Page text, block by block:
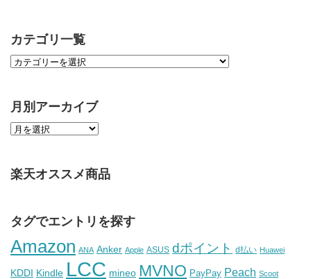
カテゴリ一覧
月別アーカイブ
楽天オススメ商品
タグでエントリを探す
Amazon ANA Anker Apple ASUS dポイント d払い Huawei
KDDI Kindle LCC mineo MVNO PayPay Peach Scoot